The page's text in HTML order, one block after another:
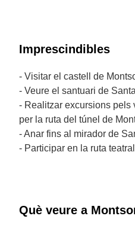
Imprescindibles
- Visitar el castell de
- Veure el santuari de
- Realitzar excursions pels
per la ruta del túnel de
- Anar fins al mirador de
- Participar en la ruta
Què veure a